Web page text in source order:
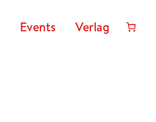
Events Verlag